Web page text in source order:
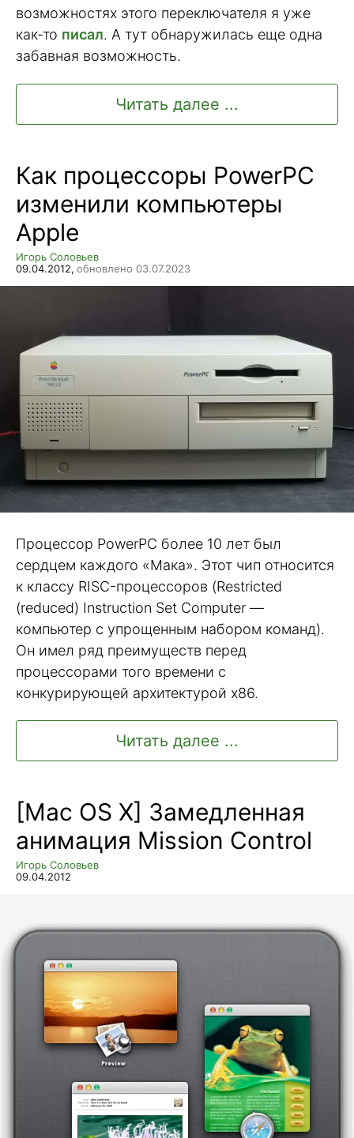
возможностях этого переключателя я уже
как-то писал. А тут обнаружилась еще одна
забавная возможность.
Читать далее ...
Как процессоры PowerPC
изменили компьютеры
Apple
Игорь Соловьев
09.04.2012, обновлено 03.07.2023
Процессор PowerPC более 10 лет был
сердцем каждого «Мака». Этот чип относится
к классу RISC-процессоров (Restricted
(reduced) Instruction Set Computer —
компьютер с упрощенным набором команд).
Он имел ряд преимуществ перед
процессорами того времени с
конкурирующей архитектурой x86.
Читать далее ...
[Mac OS X] Замедленная
анимация Mission Control
Игорь Соловьев
09.04.2012